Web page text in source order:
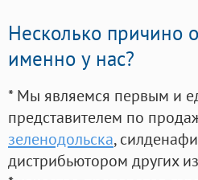
Несколько причино
именно у нас?
* Мы являемся первым и
представителем по
зеленодольска,
дистрибьютором других